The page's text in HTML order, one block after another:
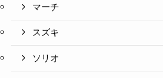
マーチ
スズキ
ソリオ